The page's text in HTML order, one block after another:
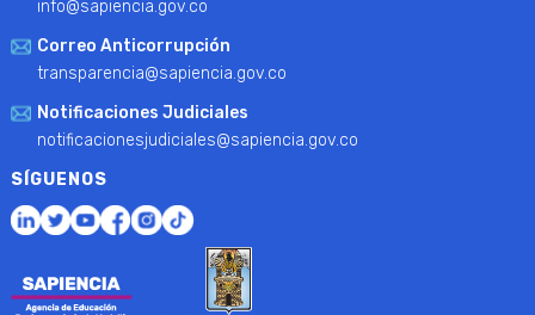
info@sapiencia.gov.co
Correo Anticorrupción
transparencia@sapiencia.gov.co
Notificaciones Judiciales
notificacionesjudiciales@sapiencia.gov.co
SÍGUENOS